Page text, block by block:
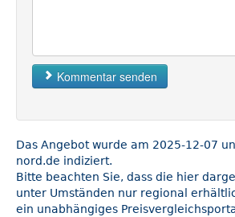
Kommentar senden
Das Angebot wurde am 2025-12-07
nord.de indiziert.
Bitte beachten Sie, dass die hier
unter Umständen nur regional
ein unabhängiges